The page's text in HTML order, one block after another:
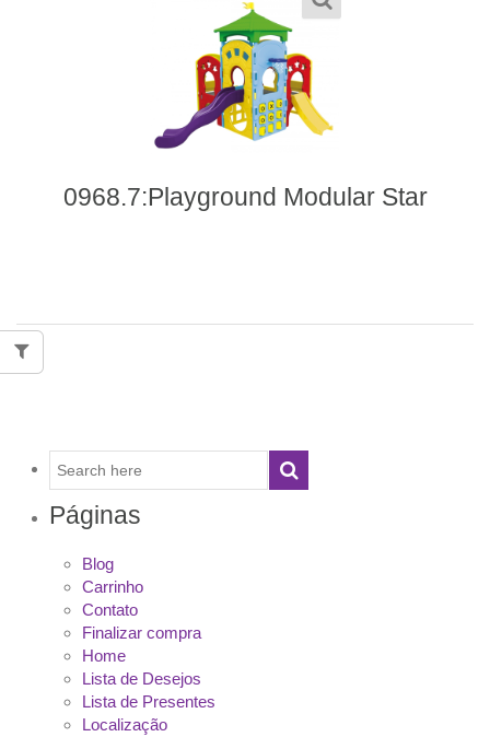
0968.7:Playground Modular Star
Páginas
Blog
Carrinho
Contato
Finalizar compra
Home
Lista de Desejos
Lista de Presentes
Localização